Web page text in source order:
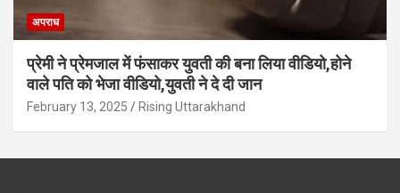
अपराध
प्रेमी ने प्रेमजाल में फंसाकर युवती की बना लिया वीडियो,होने
वाले पत‍ि को भेजा वीड‍ियो,युवती ने दे दी जान
February 13, 2025 Rising Uttarakhand